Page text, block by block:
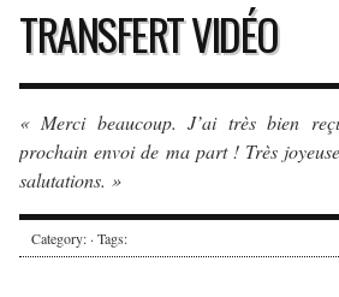
TRANSFERT VIDÉO
« Merci beaucoup. J’ai très bien
prochain envoi de ma part ! Très
salutations. »
Category: · Tags: